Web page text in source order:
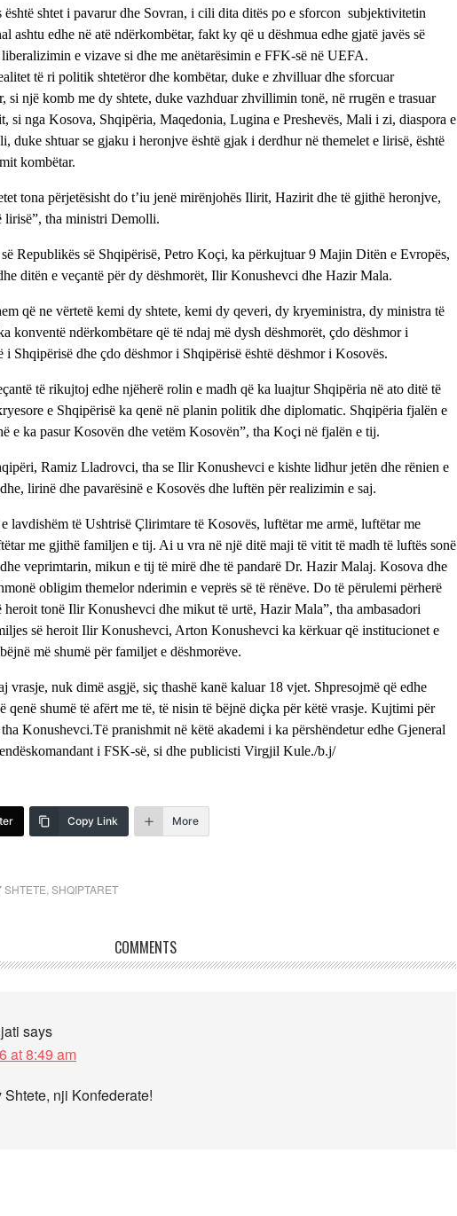
është shtet i pavarur dhe Sovran, i cili dita ditës po e sforcon subjektivitetin
ashtu edhe në atë ndërkombëtar, fakt ky që u dëshmua edhe gjatë javës së
e vizave si dhe me anëtarësimin e FFK-së në UEFA.
të ri politik shtetëror dhe kombëtar, duke e zhvilluar dhe sforcuar
si një komb me dy shtete, duke vazhduar zhvillimin tonë, në rrugën e trasuar
si nga Kosova, Shqipëria, Maqedonia, Lugina e Preshevës, Mali i zi, diaspora e
duke shtuar se gjaku i heronjve është gjak i derdhur në themelet e lirisë, është
kombëtar.
tona përjetësisht do t’iu jenë mirënjohës Ilirit, Hazirit dhe të gjithë heronjve,
lirisë”, tha ministri Demolli.
Republikës së Shqipërisë, Petro Koçi, ka përkujtuar 9 Majin Ditën e Evropës,
ditën e veçantë për dy dëshmorët, Ilir Konushevci dhe Hazir Mala.
që ne vërtetë kemi dy shtete, kemi dy qeveri, dy kryeministra, dy ministra të
konventë ndërkombëtare që të ndaj më dysh dëshmorët, çdo dëshmor i
i Shqipërisë dhe çdo dëshmor i Shqipërisë është dëshmor i Kosovës.
të rikujtoj edhe njëherë rolin e madh që ka luajtur Shqipëria në ato ditë të
e Shqipërisë ka qenë në planin politik dhe diplomatic. Shqipëria fjalën e
e ka pasur Kosovën dhe vetëm Kosovën”, tha Koçi në fjalën e tij.
Ramiz Lladrovci, tha se Ilir Konushevci e kishte lidhur jetën dhe rënien e
lirinë dhe pavarësinë e Kosovës dhe luftën për realizimin e saj.
lavdishëm të Ushtrisë Çlirimtare të Kosovës, luftëtar me armë, luftëtar me
me gjithë familjen e tij. Ai u vra në një ditë maji të vitit të madh të luftës sonë
veprimtarin, mikun e tij të mirë dhe të pandarë Dr. Hazir Malaj. Kosova dhe
obligim themelor nderimin e veprës së të rënëve. Do të përulemi përherë
heroit tonë Ilir Konushevci dhe mikut të urtë, Hazir Mala”, tha ambasadori
së heroit Ilir Konushevci, Arton Konushevci ka kërkuar që institucionet e
më shumë për familjet e dëshmorëve.
vrasje, nuk dimë asgjë, siç thashë kanë kaluar 18 vjet. Shpresojmë që edhe
qenë shumë të afërt me të, të nisin të bëjnë diçka për këtë vrasje. Kujtimi për
Konushevci.Të pranishmit në këtë akademi i ka përshëndetur edhe Gjeneral
i FSK-së, si dhe publicisti Virgjil Kule./b.j/
Copy Link More
SHTETE SHQIPTARET
COMMENTS
says
at 8:49 am
nji Konfederate!